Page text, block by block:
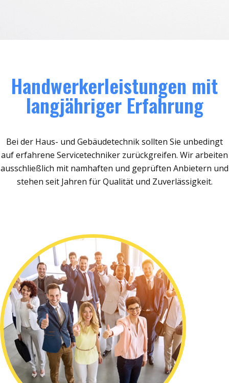
Handwerkerleistungen mit
langjähriger Erfahrung
Bei der Haus- und Gebäudetechnik sollten Sie unbedingt
auf erfahrene Servicetechniker zurückgreifen. Wir arbeiten
ausschließlich mit namhaften und geprüften Anbietern und
stehen seit Jahren für Qualität und Zuverlässigkeit.